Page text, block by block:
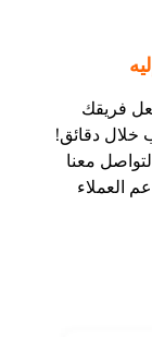
فريقك
دقائق!
معنا
العملاء